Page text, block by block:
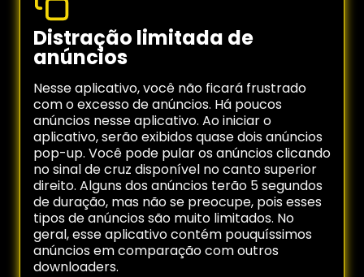
Distração limitada de
anúncios
Nesse aplicativo, você não ficará frustrado
com o excesso de anúncios. Há poucos
anúncios nesse aplicativo. Ao iniciar o
aplicativo, serão exibidos quase dois anúncios
pop-up. Você pode pular os anúncios clicando
no sinal de cruz disponível no canto superior
direito. Alguns dos anúncios terão 5 segundos
de duração, mas não se preocupe, pois esses
tipos de anúncios são muito limitados. No
geral, esse aplicativo contém pouquíssimos
anúncios em comparação com outros
downloaders.